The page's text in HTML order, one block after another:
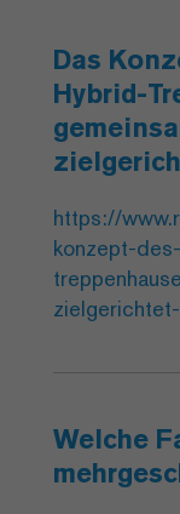
Das
Hybrid-
https://
konzept-
Welche